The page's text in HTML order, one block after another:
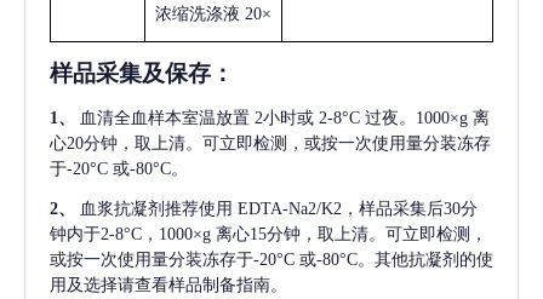
浓缩洗涤液 20×
样品采集及保存 ：
1、 血清全血样本室温放置 2小时或 2-8°C 过夜。1000×g 离
心20分钟，取上清。可立即检测，或按一次使用量分装冻存
于-20°C 或-80°C。
2、 血浆抗凝剂推荐使用 EDTA-Na2/K2，样品采集后30分
钟内于2-8°C，1000×g 离心15分钟，取上清。可立即检测，
或按一次使用量分装冻存于-20°C 或-80°C。其他抗凝剂的使
用及选择请查看样品制备指南。